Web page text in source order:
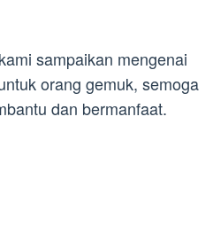
sampaikan mengenai
orang gemuk, semoga
dan bermanfaat.